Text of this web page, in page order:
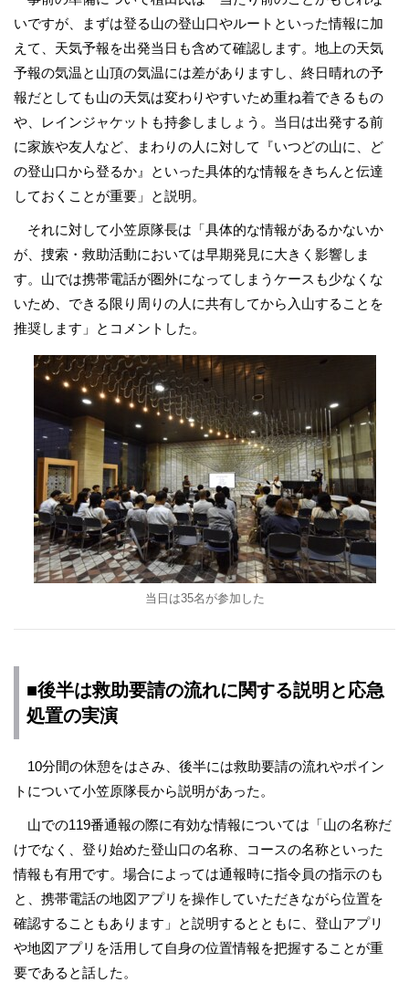
いですが、まずは登る山の登山口やルートといった情報に加
えて、天気予報を出発当日も含めて確認します。地上の天気
予報の気温と山頂の気温には差がありますし、終日晴れの予
報だとしても山の天気は変わりやすいため重ね着できるもの
や、レインジャケットも持参しましょう。当日は出発する前
に家族や友人など、まわりの人に対して『いつどの山に、ど
の登山口から登るか』といった具体的な情報をきちんと伝達
しておくことが重要」と説明。
それに対して小笠原隊長は「具体的な情報があるかないか
が、捜索・救助活動においては早期発見に大きく影響しま
す。山では携帯電話が圏外になってしまうケースも少なくな
いため、できる限り周りの人に共有してから入山することを
推奨します」とコメントした。
当日は35名が参加した
■後半は救助要請の流れに関する説明と応急
処置の実演
10分間の休憩をはさみ、後半には救助要請の流れやポイン
トについて小笠原隊長から説明があった。
山での119番通報の際に有効な情報については「山の名称だ
けでなく、登り始めた登山口の名称、コースの名称といった
情報も有用です。場合によっては通報時に指令員の指示のも
と、携帯電話の地図アプリを操作していただきながら位置を
確認することもあります」と説明するとともに、登山アプリ
や地図アプリを活用して自身の位置情報を把握することが重
要であると話した。